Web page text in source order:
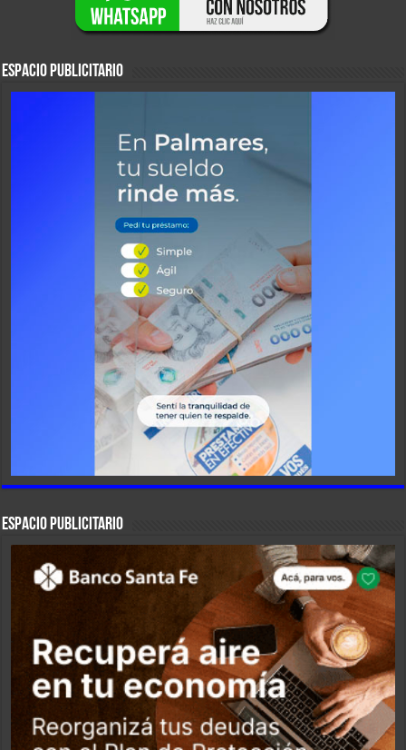
ESPACIO PUBLICITARIO
ESPACIO PUBLICITARIO